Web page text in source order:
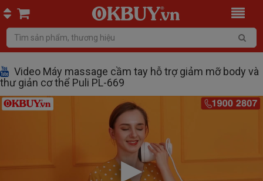
Video Máy massage cầm tay hỗ trợ giảm mỡ body và
thư giản cơ thể Puli PL-669